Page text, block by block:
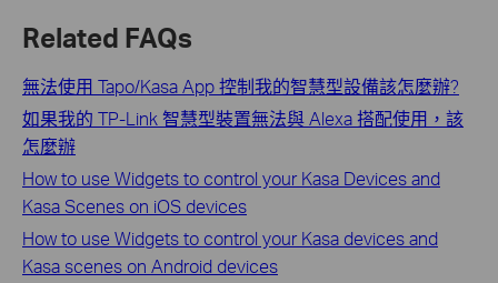
Related FAQs
無法使用 Tapo/Kasa App 控制我的智慧型設備該怎麼辦?
如果我的 TP-Link 智慧型裝置無法與 Alexa 搭配使用，該
怎麼辦
How to use Widgets to control your Kasa Devices and
Kasa Scenes on iOS devices
How to use Widgets to control your Kasa devices and
Kasa scenes on Android devices